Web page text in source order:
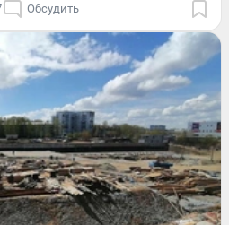
Обсудить